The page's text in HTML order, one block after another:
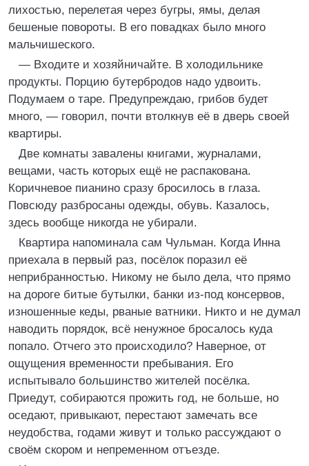
лихостью, перелетая через бугры, ямы, делая
бешеные повороты. В его повадках было много
мальчишеского.
— Входите и хозяйничайте. В холодильнике
продукты. Порцию бутербродов надо удвоить.
Подумаем о таре. Предупреждаю, грибов будет
много, — говорил, почти втолкнув её в дверь своей
квартиры.
Две комнаты завалены книгами, журналами,
вещами, часть которых ещё не распакована.
Коричневое пианино сразу бросилось в глаза.
Повсюду разбросаны одежды, обувь. Казалось,
здесь вообще никогда не убирали.
Квартира напоминала сам Чульман. Когда Инна
приехала в первый раз, посёлок поразил её
неприбранностью. Никому не было дела, что прямо
на дороге битые бутылки, банки из-под консервов,
изношенные кеды, рваные ватники. Никто и не думал
наводить порядок, всё ненужное бросалось куда
попало. Отчего это происходило? Наверное, от
ощущения временности пребывания. Его
испытывало большинство жителей посёлка.
Приедут, собираются прожить год, не больше, но
оседают, привыкают, перестают замечать все
неудобства, годами живут и только рассуждают о
своём скором и непременном отъезде.